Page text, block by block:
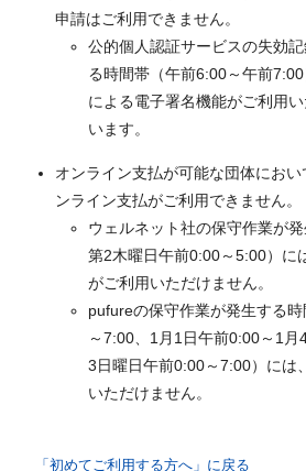
申請はご利用できません。
公的個人認証サービスの失効
る時間帯（午前6:00～午前
による電子署名機能がご利用
います。
オンライン支払が可能な団体にお
ンライン支払がご利用できません。
ウェルネット社の保守作業が
第2木曜日午前0:00～5:00）に
がご利用いただけません。
pufureの保守作業が発生する
～7:00、1月1日午前0:00～1
3日曜日午前0:00～7:00）には
いただけません。
「初めてご利用する方へ」に戻る